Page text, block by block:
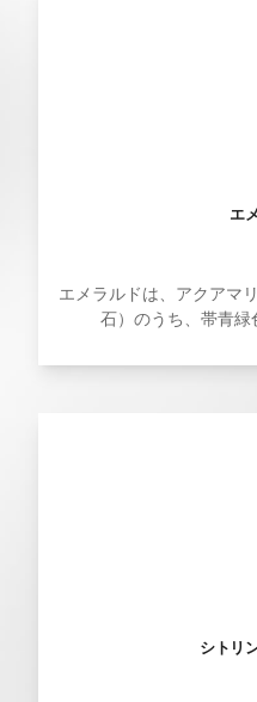
エ
エメラルドは、アクアマ
石）のうち、帯青緑
シトリ